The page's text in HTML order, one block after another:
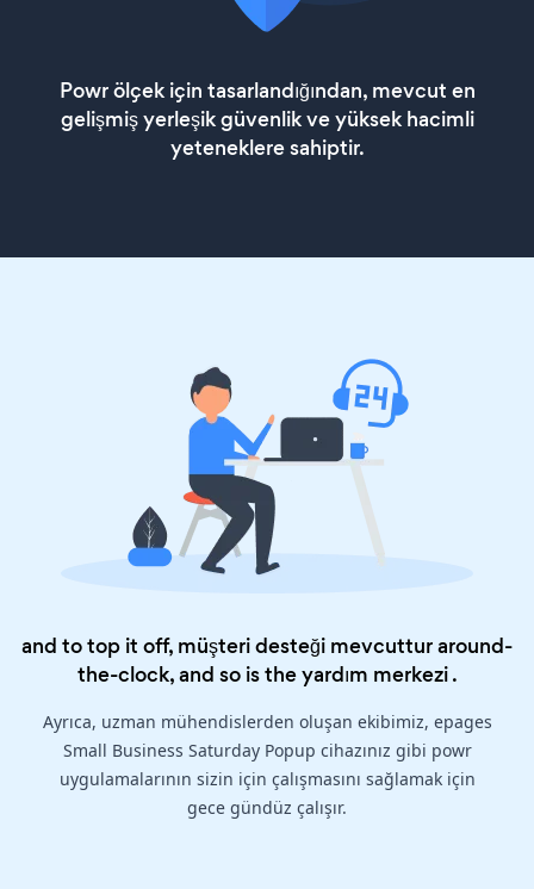
Powr ölçek için tasarlandığından, mevcut en
gelişmiş yerleşik güvenlik ve yüksek hacimli
yeteneklere sahiptir.
and to top it off, müşteri desteği mevcuttur around-
the-clock, and so is theyardım merkezi.
Ayrıca, uzman mühendislerden oluşan ekibimiz, epages
Small Business Saturday Popup cihazınız gibi powr
uygulamalarının sizin için çalışmasını sağlamak için
gece gündüz çalışır.